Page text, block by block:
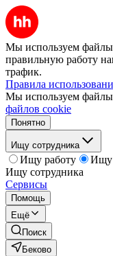
Мы используем файлы
правильную работу
трафик.
Правила
Мы используем файлы
файлов cookie
Понятно
Ищу сотрудника
Ищу работу
Ищу
Ищу сотрудника
Сервисы
Помощь
Ещё
Поиск
Беково